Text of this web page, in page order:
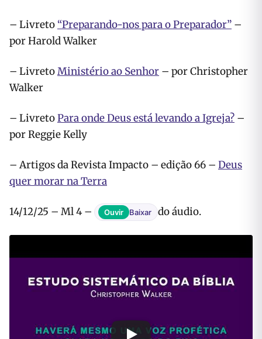
– Livreto “Preparando-nos para o Preparador” –
por Harold Walker
– LivretoMinistério ao Senhor – por Christopher
Walker
– LivretoPara onde Deus está levando a Igreja? –
por Reggie Kelly
– Artigos da Revista Impacto – edição 66 – Deus
quer morar na Terra
14/12/25 – Ml 4 – Ouvir Baixar do áudio.